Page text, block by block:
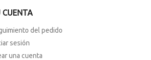
CUENTA
del pedido
sesión
una cuenta